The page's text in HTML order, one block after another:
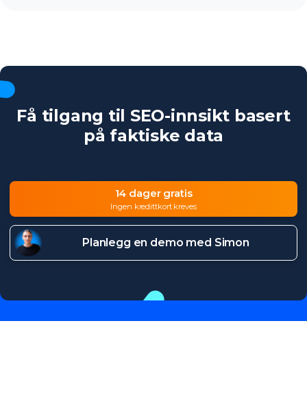
Få tilgang til SEO-innsikt basert
på faktiske data
14 dager gratis
Ingen kredittkort kreves
Planlegg en demo med Simon